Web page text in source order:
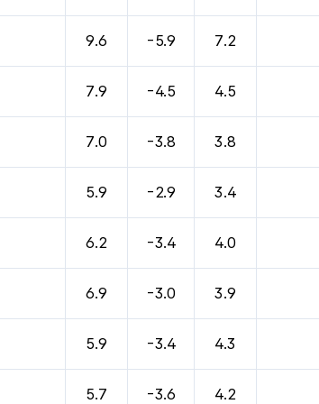
9.6 -5.9 7.2
7.9 -4.5 4.5
7.0 -3.8 3.8
5.9 -2.9 3.4
6.2 -3.4 4.0
6.9 -3.0 3.9
5.9 -3.4 4.3
5.7 -3.6 4.2